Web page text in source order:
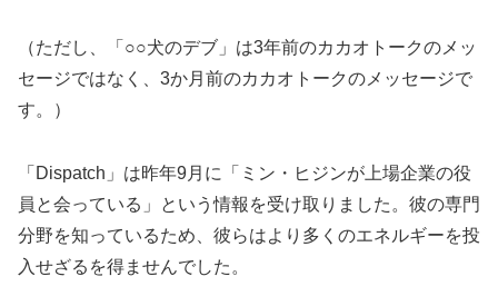
（ただし、「○○犬のデブ」は3年前のカカオトークのメッ
セージではなく、3か月前のカカオトークのメッセージで
す。）
「Dispatch」は昨年9月に「ミン・ヒジンが上場企業の役
員と会っている」という情報を受け取りました。彼の専門
分野を知っているため、彼らはより多くのエネルギーを投
入せざるを得ませんでした。